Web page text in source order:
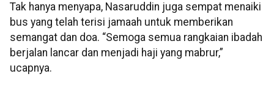
Tak hanya menyapa, Nasaruddin juga sempat menaiki
bus yang telah terisi jamaah untuk memberikan
semangat dan doa. “Semoga semua rangkaian ibadah
berjalan lancar dan menjadi haji yang mabrur,”
ucapnya.